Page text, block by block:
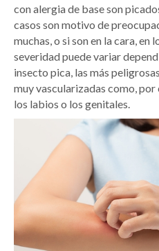
con alergia de base son
casos son motivo de
muchas, o si son en la cara, en
severidad puede variar
insecto pica, las más
muy vascularizadas como, por
los labios o los genitales.